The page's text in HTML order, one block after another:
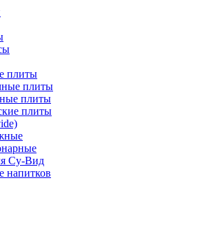
плиты
плиты
плиты
плиты
Су-Вид
напитков